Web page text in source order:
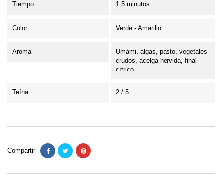
Tiempo 1.5 minutos
Color Verde - Amarillo
Aroma
Umami, algas, pasto, vegetales
crudos, acelga hervida, final
cítrico
Teína 2 / 5
Compartir